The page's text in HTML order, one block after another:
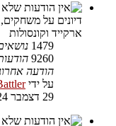
דיונים על
ארקייד וקונסולות
1479
9260
הודעה
על ידי
29 דצמבר 2024, 10:30